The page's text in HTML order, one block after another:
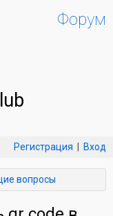
Форум
Регистрация Вход
вопросы